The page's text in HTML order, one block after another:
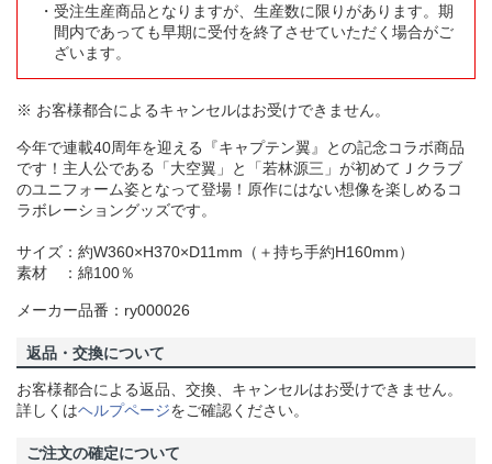
受注生産商品となりますが、生産数に限りがあります。期
間内であっても早期に受付を終了させていただく場合がご
ざいます。
※ お客様都合によるキャンセルはお受けできません。
今年で連載40周年を迎える『キャプテン翼』との記念コラボ商品
です！主人公である「大空翼」と「若林源三」が初めてＪクラブ
のユニフォーム姿となって登場！原作にはない想像を楽しめるコ
ラボレーショングッズです。
サイズ：約W360×H370×D11mm（＋持ち手約H160mm）
素材 ：綿100％
メーカー品番：ry000026
返品・交換について
お客様都合による返品、交換、キャンセルはお受けできません。
詳しくはヘルプページをご確認ください。
ご注文の確定について